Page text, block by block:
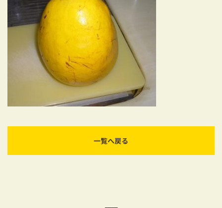
耐震対策も安心の家づくり
リフォーム・リノベーションをお考えの方
必見！土地からお探しの方へ
資金計画についてのご相談
ショールーム
採用情報
一覧へ戻る